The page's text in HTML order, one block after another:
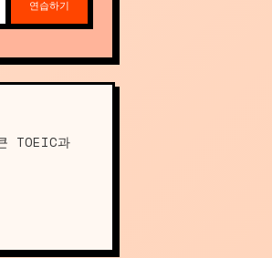
연습하기
TOEIC과